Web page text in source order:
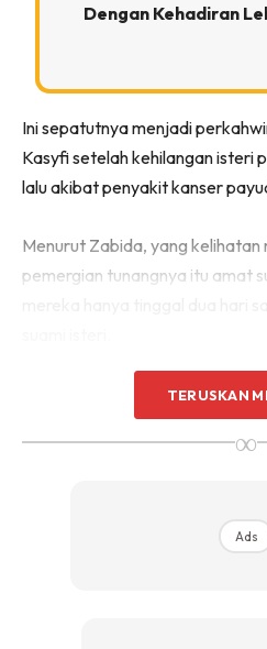
Dengan Kehadiran
Ini sepatutnya menjadi
Kasyfi setelah kehilangan isteri
lalu akibat penyakit kanser
Menurut Zabida, yang
pemergian tunangnya itu amat
TERUSKAN
∞
Ads